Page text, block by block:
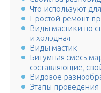
Что используют
Простой ремонт
Виды мастики по
и холодная
Виды мастик
Битумная смесь
составляющие,
Видовое
Этапы проведения